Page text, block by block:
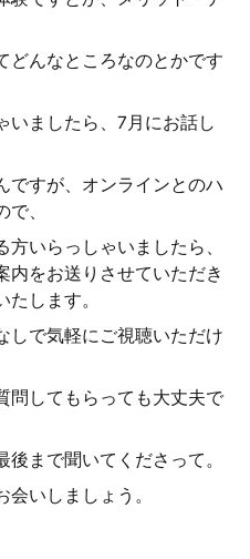
どんなところなのとかです
いましたら、7月にお話し
ですが、オンラインとのハ
、
いらっしゃいましたら、
内をお送りさせていただき
します。
しで気軽にご視聴いただけ
問してもらっても大丈夫で
まで聞いてくださって。
いしましょう。